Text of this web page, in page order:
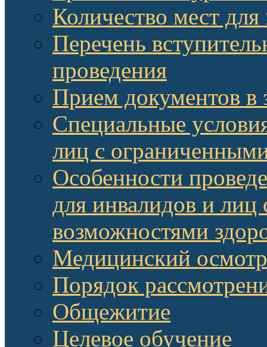
Количество мест
Перечень
проведения
Прием документов в
Специальные
лиц с
Особенности
для инвалидов и
возможностями
Медицинский осмотр
Порядок
Общежитие
Целевое обучение